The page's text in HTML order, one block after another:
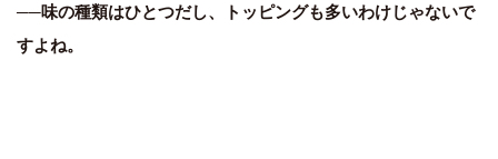
──味の種類はひとつだし、トッピングも多いわけじゃないで
すよね。